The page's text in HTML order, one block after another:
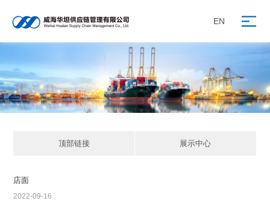
EN
顶部链接 展示中心
店面
2022-09-16